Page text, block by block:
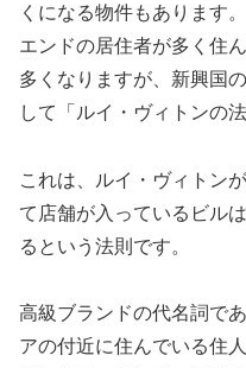
くになる物件もあります
エンドの居住者が多く住
多くなりますが、新興国
して「ルイ・ヴィトンの
これは、ルイ・ヴィトン
て店舗が入っているビル
るという法則です。
高級ブランドの代名詞で
アの付近に住んでいる住